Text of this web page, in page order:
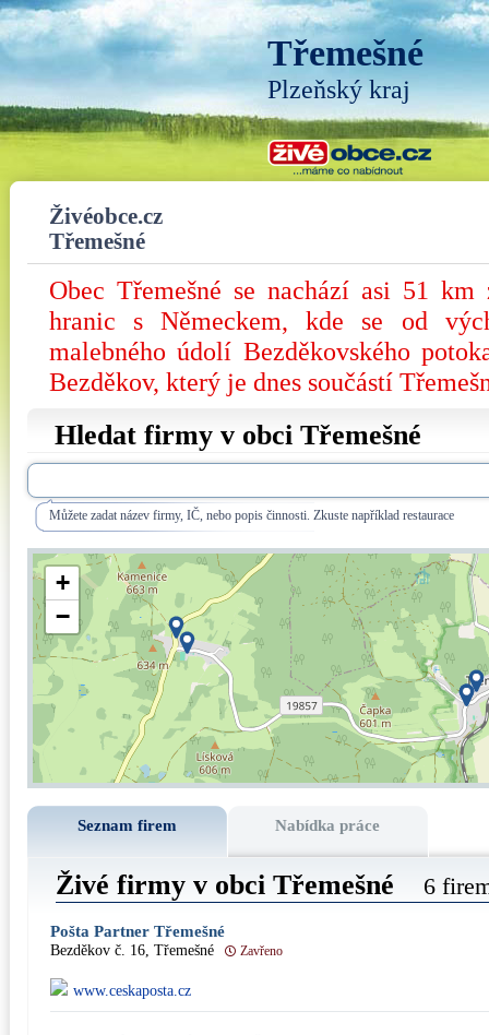
Třemešné
Plzeňský kraj
Živéobce.cz
Třemešné
Obec Třemešné se nachází asi 51 km
hranic s Německem, kde se od
malebného údolí Bezděkovského
Bezděkov, který je dnes součástí
Hledat firmy v obci Třemešné
Můžete zadat název firmy, IČ, nebo popis činnosti. Zkuste například restaurace
+
−
Seznam firem Nabídka práce
Živé firmy v obci Třemešné 6
Pošta Partner Třemešné
Bezděkov č. 16, Třemešné Zavřeno
www.ceskaposta.cz